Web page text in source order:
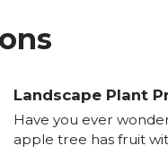
Landscape Plant
Have you ever
apple tree has fruit